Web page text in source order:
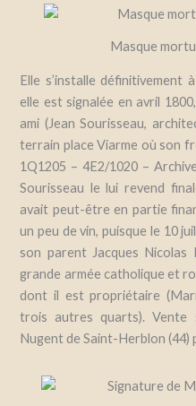
Masque
Elle s’installe définitivement
elle est signalée en avril
ami (Jean Sourisseau,
terrain place Viarme où son
1Q1205 – 4E2/1020 –
Sourisseau le lui revend
avait peut-être en partie
un peu de vin, puisque le 10
son parent Jacques Nicolas
grande armée catholique et
dont il est propriétaire
trois autres quarts). Vente
Nugent de Saint-Herblon (44)